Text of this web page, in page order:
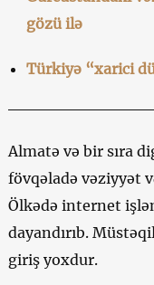
gözü ilə
Türkiyə “xarici
Almatə və bir sıra
fövqəladə vəziyyət
Ölkədə internet
dayandırıb.
giriş yoxdur.